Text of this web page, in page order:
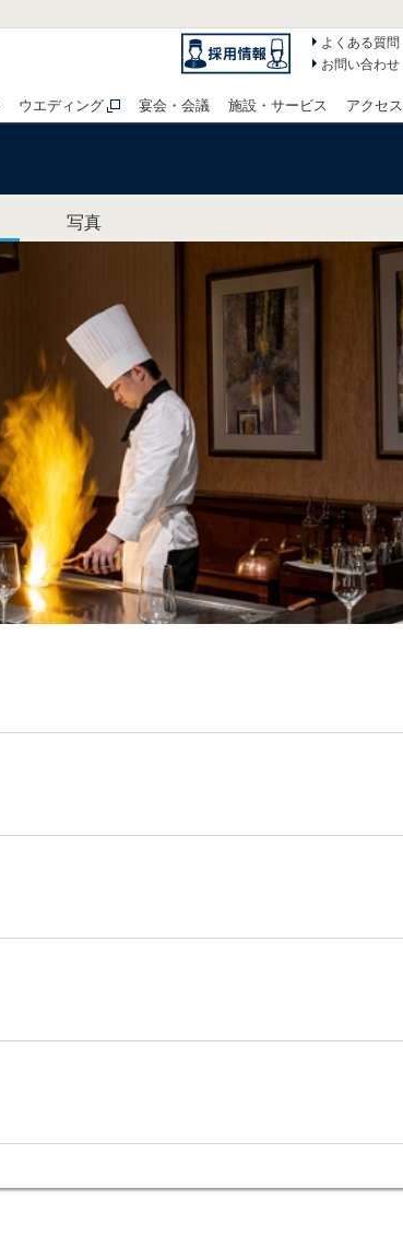
よくある質問
お問い合わせ
ウエディング 宴会・会議 施設・サービス アクセス
写真